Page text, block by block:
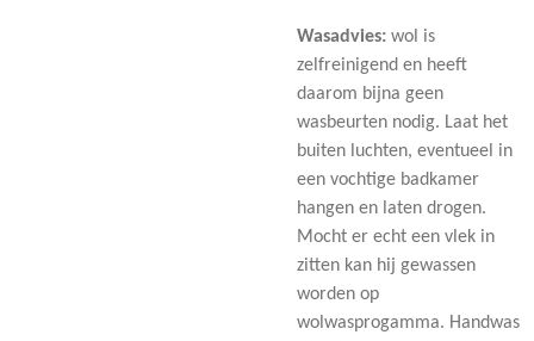
Wasadvies: wol is
zelfreinigend en heeft
daarom bijna geen
wasbeurten nodig. Laat het
buiten luchten, eventueel in
een vochtige badkamer
hangen en laten drogen.
Mocht er echt een vlek in
zitten kan hij gewassen
worden op
wolwasprogamma. Handwas